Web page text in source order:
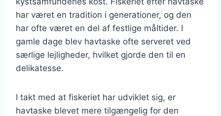
har været en tradition i generationer, og den
har ofte været en del af festlige måltider. I
gamle dage blev havtaske ofte serveret ved
særlige lejligheder, hvilket gjorde den til en
delikatesse.
I takt med at fiskeriet har udviklet sig, er
havtaske blevet mere tilgængelig for den